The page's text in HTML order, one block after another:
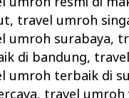
, travel umroh
umroh surabaya,
di bandung,
umroh terbaik di